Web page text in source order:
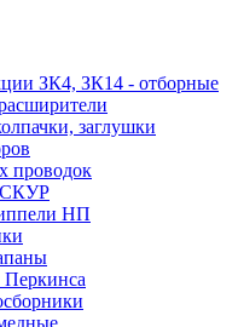
ЗК4, ЗК14 - отборные
заглушки
проводок
СКУР
НП